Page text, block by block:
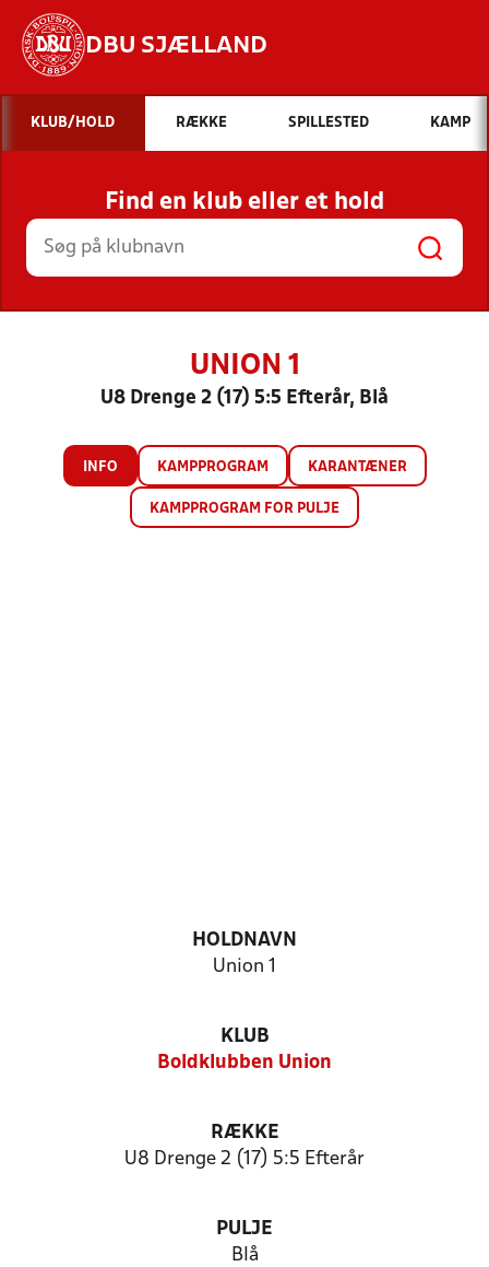
DBU SJÆLLAND
Hvad vil du søge efter?
INDHOLD OG NYHEDER
STILLINGER, RESULTATER, KLUBBER OG
HOLD
KLUB/HOLD RÆKKE SPILLESTED KAMP
Find en klub eller et hold
UNION 1
U8 Drenge 2 (17) 5:5 Efterår, Blå
INFO KAMPPROGRAM KARANTÆNER
KAMPPROGRAM FOR PULJE
HOLDNAVN
Union 1
KLUB
Boldklubben Union
RÆKKE
U8 Drenge 2 (17) 5:5 Efterår
PULJE
Blå